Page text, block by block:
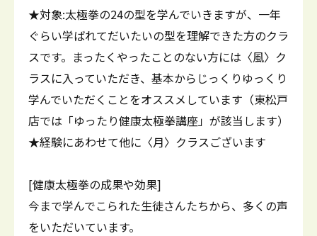
★対象:太極拳の24の型を学んでいきますが、一年
ぐらい学ばれてだいたいの型を理解できた方のクラ
スです。まったくやったことのない方には〈風〉ク
ラスに入っていただき、基本からじっくりゆっくり
学んでいただくことをオススメしています（東松戸
店では「ゆったり健康太極拳講座」が該当します）
★経験にあわせて他に〈月〉クラスございます
[健康太極拳の成果や効果]
今まで学んでこられた生徒さんたちから、多くの声
をいただいています。